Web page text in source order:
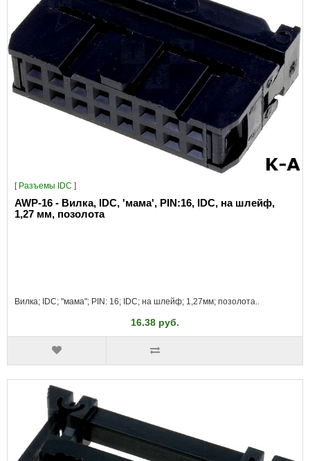
[ Разъeмы IDC ]
AWP-16 - Вилка, IDC, 'мама', PIN:16, IDC, на шлейф,
1,27 мм, позолота
Вилка; IDC; "мама"; PIN: 16; IDC; на шлейф; 1,27мм; позолота..
16.38 руб.